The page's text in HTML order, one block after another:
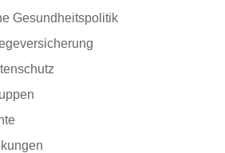
Gesundheitspolitik